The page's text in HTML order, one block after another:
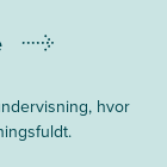
hvor